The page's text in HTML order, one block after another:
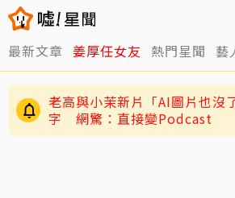
最新文章 姜厚任女友 熱門星聞 藝
老高與小茉新片「AI圖片也沒
字 網驚：直接變Podcast